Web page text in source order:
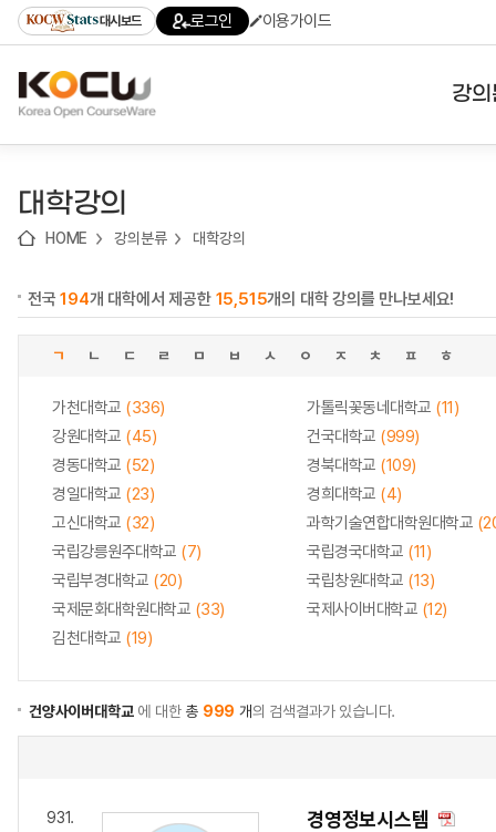
기
기
기
content)
가
대시보드 로그인 이용가이드
강
대학강의
HOME 강의분류 대학강의
전국194개 대학에서 제공한 15,515개의 대학 강의를 만나보세요!
ㄱ ㄴ ㄷ ㄹ ㅁ ㅂ ㅅ ㅇ ㅈ ㅊ ㅍ ㅎ
가천대학교 (336) 가톨릭꽃동네대학교 (11)
강원대학교 (45) 건국대학교 (999)
경동대학교 (52) 경북대학교 (109)
경일대학교 (23) 경희대학교 (4)
고신대학교 (32) 과학기술연합대학원대학교
국립강릉원주대학교 (7) 국립경국대학교 (11)
국립부경대학교 (20) 국립창원대학교 (13)
국제문화대학원대학교 (33) 국제사이버대학교 (12)
김천대학교 (19)
건양사이버대학교에 대한총 999 개의 검색결과가 있습니다.
931. 경영정보시스템